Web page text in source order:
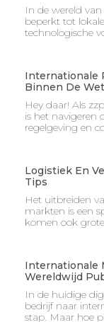
In de wereld
beperkt tot
technologische
Internationale
Binnen De Wet
Hey daar! Als
is het navigeren
regelgeving en
Logistiek En
Tips
Het uitbreiden
markten is een
komen ook
Internationale
Wereldwijd
In de huidige
bedrijf naar
stap. Maar hoe